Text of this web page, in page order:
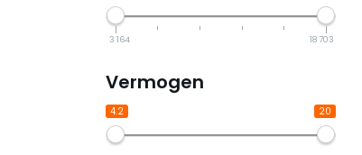
3 164 18 703
Vermogen
4.2 20